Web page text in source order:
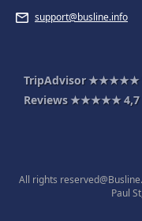
support@busline.info
TripAdvisor ★★★★★
Reviews ★★★★★4,7
All rights
Paul